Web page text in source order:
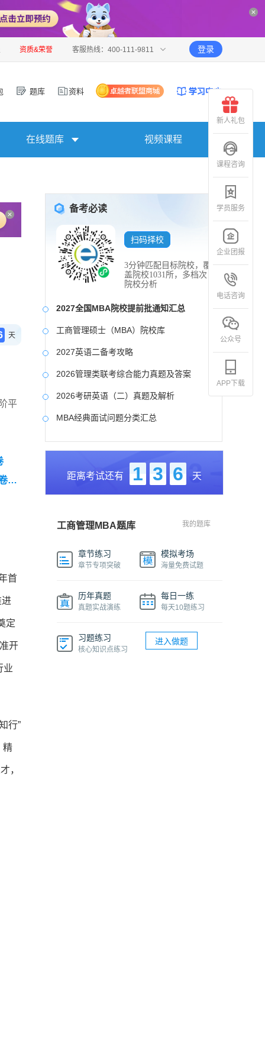
资质&荣誉 客服热线：400-111-9811 登录
题库 资料
在线题库 视频课程
天
平
首
定
开
业
行”
精
，
备考必读
扫码择校
3分钟匹配目标院校，覆
盖院校1031所，多档次
院校分析
2027全国MBA院校提前批通知汇总
工商管理硕士（MBA）院校库
2027英语二备考攻略
2026管理类联考综合能力真题及答案
2026考研英语（二）真题及解析
MBA经典面试问题分类汇总
2017-2025近九年各科真题及详细解析
考研英语（二）试题库
2027写作备考攻略
距离考试还有 1 3 6 天
工商管理MBA题库 我的题库
章节练习
章节专项突破
模拟考场
海量免费试题
历年真题
真题实战演练
每日一练
每天10题练习
习题练习
核心知识点练习
进入做题
新人礼包
课程咨询
学员服务
企业团报
电话咨询
公众号
APP下载